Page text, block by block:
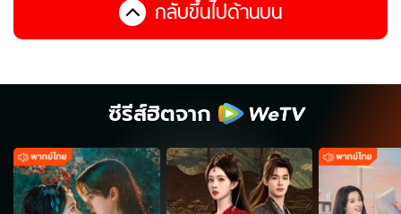
กลับขึ้นไปด้านบน
ซีรีส์ฮิตจาก